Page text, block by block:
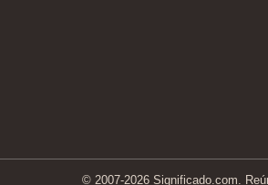
© 2007-2026 Significado.com.